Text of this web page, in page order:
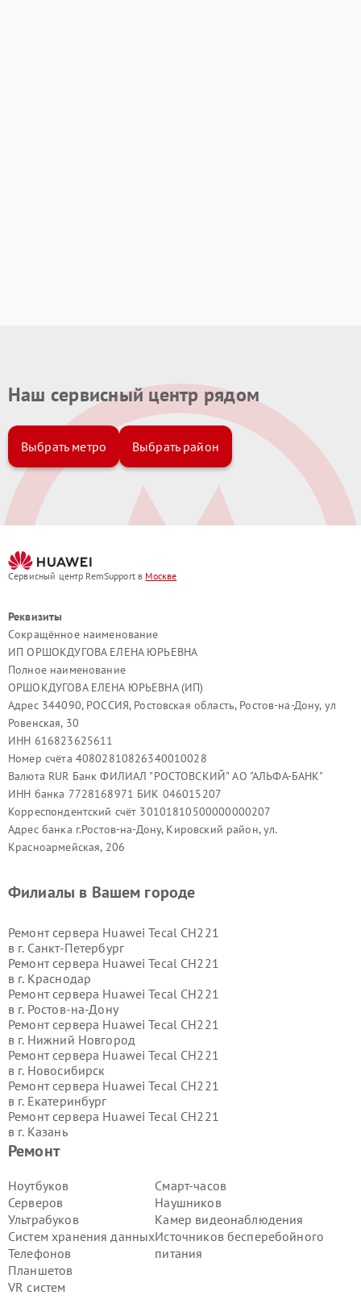
Наш сервисный центр рядом
Выбрать метро Выбрать район
Сервисный центр RemSupport в Москве
Реквизиты
Сокращённое наименование
ИП ОРШОКДУГОВА ЕЛЕНА ЮРЬЕВНА
Полное наименование
ОРШОКДУГОВА ЕЛЕНА ЮРЬЕВНА (ИП)
Адрес 344090, РОССИЯ, Ростовская область, Ростов-на-Дону, ул
Ровенская, 30
ИНН 616823625611
Номер счёта 40802810826340010028
Валюта RUR Банк ФИЛИАЛ "РОСТОВСКИЙ" АО "АЛЬФА-БАНК"
ИНН банка 7728168971 БИК 046015207
Корреспондентский счёт 30101810500000000207
Адрес банка г.Ростов-на-Дону, Кировский район, ул.
Красноармейская, 206
Ремонт
Ноутбуков
Серверов
Ультрабуков
Систем хранения данных
Телефонов
Планшетов
VR систем
Смарт-часов
Наушников
Камер видеонаблюдения
Источников бесперебойного
питания
Филиалы в Вашем городе
Ремонт сервера Huawei Tecal CH221
в г. Санкт-Петербург
Ремонт сервера Huawei Tecal CH221
в г. Краснодар
Ремонт сервера Huawei Tecal CH221
в г. Ростов-на-Дону
Ремонт сервера Huawei Tecal CH221
в г. Нижний Новгород
Ремонт сервера Huawei Tecal CH221
в г. Новосибирск
Ремонт сервера Huawei Tecal CH221
в г. Екатеринбург
Ремонт сервера Huawei Tecal CH221
в г. Казань
Ремонт сервера Huawei Tecal CH221
в г.Воронеж
Ремонт сервера Huawei Tecal CH221
в г.Волгоград
Ремонт сервера Huawei Tecal CH221
в г.Самара
Ремонт сервера Huawei Tecal CH221
в г.Пермь
Ремонт сервера Huawei Tecal CH221
в г.Красноярск